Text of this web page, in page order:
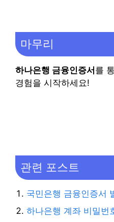
마무리
하나은행 금융인증서를
경험을 시작하세요!
관련 포스트
국민은행 금융인증서
하나은행 계좌 비밀번